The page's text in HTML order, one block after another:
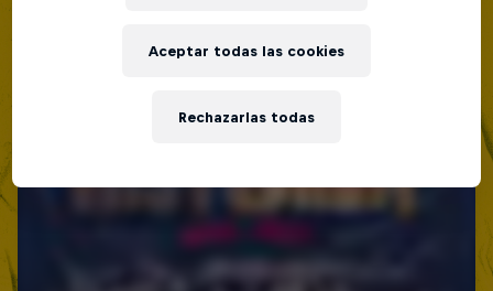
Rechazarlas todas
Aceptar todas las cookies